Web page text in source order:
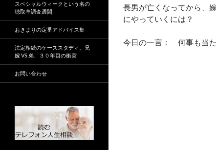
長男が亡くなってから、
にやっていくには？
今日の一言： 何事も当た
スペシャルウィークという名の
聴取率調査週間
おきまりの定番アドバイス集
法定相続のケーススタディ。兄
嫁 VS 弟、３０年目の衝突
お問い合わせ